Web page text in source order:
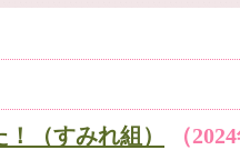
（すみれ組） （